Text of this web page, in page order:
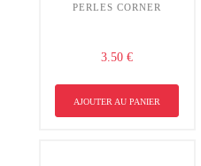
PERLES CORNER
3.50 €
AJOUTER AU PANIER